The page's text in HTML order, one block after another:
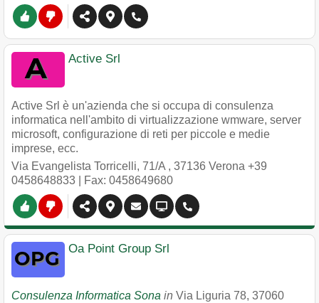
Active Srl
Active Srl è un'azienda che si occupa di consulenza
informatica nell'ambito di virtualizzazione wmware, server
microsoft, configurazione di reti per piccole e medie
imprese, ecc.
Via Evangelista Torricelli, 71/A , 37136 Verona +39
0458648833 | Fax: 0458649680
Oa Point Group Srl
Consulenza Informatica Sona in Via Liguria 78, 37060